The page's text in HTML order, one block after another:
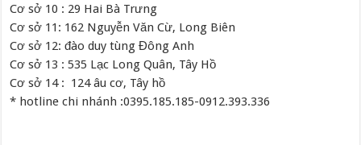
Cơ sở 10 : 29 Hai Bà Trưng
Cơ sở 11: 162 Nguyễn Văn Cừ, Long Biên
Cơ sở 12: đào duy tùng Đông Anh
Cơ sở 13 : 535 Lạc Long Quân, Tây Hồ
Cơ sở 14 : 124 âu cơ, Tây hồ
* hotline chi nhánh :0395.185.185-0912.393.336